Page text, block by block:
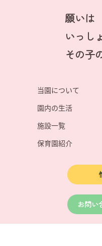
願いは
いっし
その子
当園について
園内の生活
施設一覧
保育園紹介
お問い